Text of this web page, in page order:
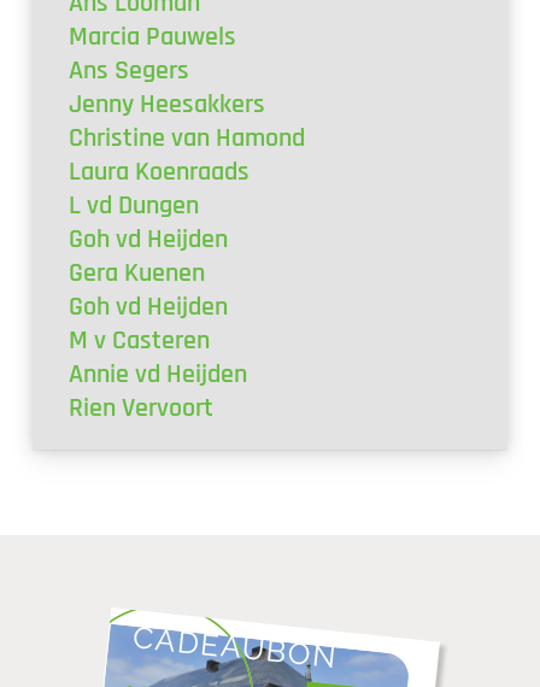
Marcia Pauwels
Ans Segers
Jenny Heesakkers
Christine van Hamond
Laura Koenraads
L vd Dungen
Goh vd Heijden
Gera Kuenen
Goh vd Heijden
M v Casteren
Annie vd Heijden
Rien Vervoort